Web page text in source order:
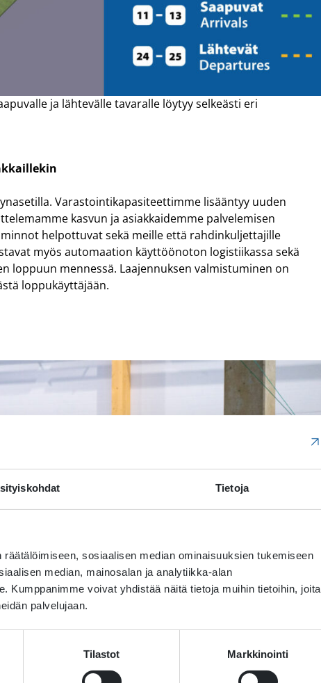
Tietoja
sosiaalisen median ominaisuuksien tukemiseen
median, mainosalan ja analytiikka-alan
Kumppanimme voivat yhdistää näitä tietoja muihin tietoihin, joita
palvelujaan.
Tilastot Markkinointi
ja lähtevälle tavaralle löytyy selkeästi eri
Varastointikapasiteettimme lisääntyy uuden
kasvun ja asiakkaidemme palvelemisen
helpottuvat sekä meille että rahdinkuljettajille
myös automaation käyttöönoton logistiikassa sekä
mennessä. Laajennuksen valmistuminen on
loppukäyttäjään.